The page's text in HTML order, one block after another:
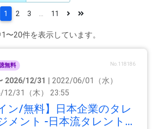
〜20件を表示しています。
1 2 3 11
無料 No.118186
2026/12/31 | 2022/06/01（水）
12/31（木） 23:55
ン/無料】日本企業のタレ
メント -日本流タレント...